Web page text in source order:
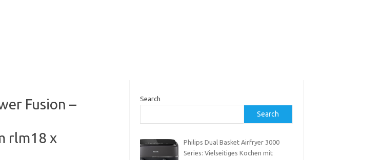
Fusion –
rlm18 x
Search
Search
Philips Dual Basket Airfryer 3000
Series: Vielseitiges Kochen mit